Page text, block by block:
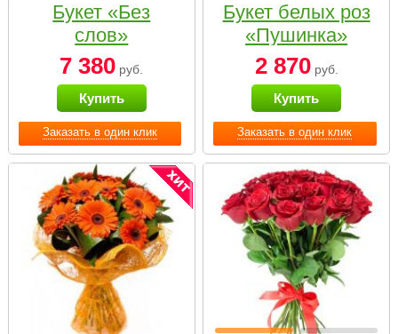
Заказать в один клик
Букет «Без
слов»
7 380 руб.
Купить
Заказать в один клик
Букет белых роз
«Пушинка»
2 870руб.
Купить